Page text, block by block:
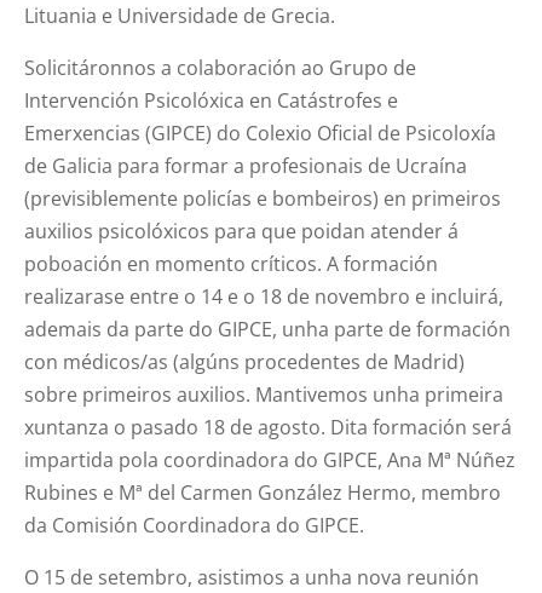
Lituania e Universidade de Grecia.
Solicitáronnos a colaboración ao Grupo de
Intervención Psicolóxica en Catástrofes e
Emerxencias (GIPCE) do Colexio Oficial de Psicoloxía
de Galicia para formar a profesionais de Ucraína
(previsiblemente policías e bombeiros) en primeiros
auxilios psicolóxicos para que poidan atender á
poboación en momento críticos. A formación
realizarase entre o 14 e o 18 de novembro e incluirá,
ademais da parte do GIPCE, unha parte de formación
con médicos/as (algúns procedentes de Madrid)
sobre primeiros auxilios. Mantivemos unha primeira
xuntanza o pasado 18 de agosto. Dita formación será
impartida pola coordinadora do GIPCE, Ana Mª Núñez
Rubines e Mª del Carmen González Hermo, membro
da Comisión Coordinadora do GIPCE.
O 15 de setembro, asistimos a unha nova reunión